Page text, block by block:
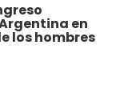
en
los hombres